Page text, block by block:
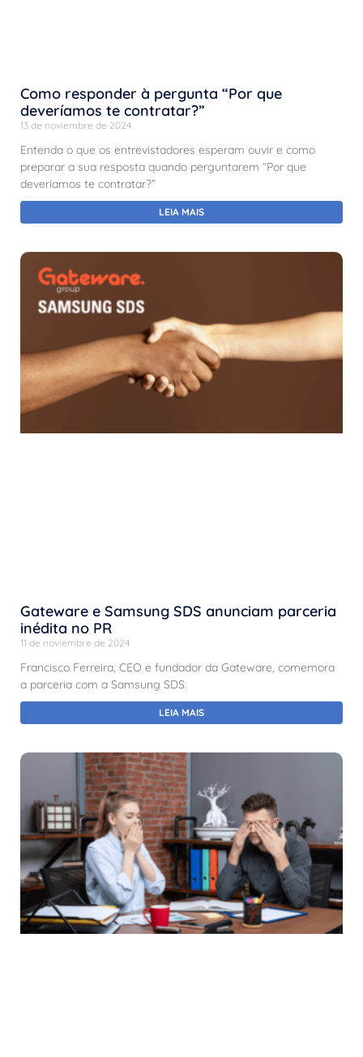
Como responder à pergunta “Por que
deveríamos te contratar?”
13 de noviembre de 2024
Entenda o que os entrevistadores esperam ouvir e como
preparar a sua resposta quando perguntarem “Por que
deveríamos te contratar?”
LEIA MAIS
Gateware e Samsung SDS anunciam parceria
inédita no PR
11 de noviembre de 2024
Francisco Ferreira, CEO e fundador da Gateware, comemora
a parceria com a Samsung SDS.
LEIA MAIS